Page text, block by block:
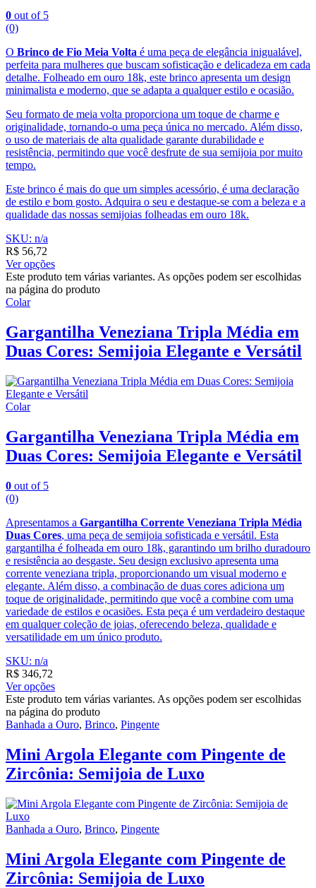
0 out of 5
(0)
O Brinco de Fio Meia Volta é uma peça de elegância inigualável,
perfeita para mulheres que buscam sofisticação e delicadeza em cada
detalhe. Folheado em ouro 18k, este brinco apresenta um design
minimalista e moderno, que se adapta a qualquer estilo e ocasião.
Seu formato de meia volta proporciona um toque de charme e
originalidade, tornando-o uma peça única no mercado. Além disso,
o uso de materiais de alta qualidade garante durabilidade e
resistência, permitindo que você desfrute de sua semijoia por muito
tempo.
Este brinco é mais do que um simples acessório, é uma declaração
de estilo e bom gosto. Adquira o seu e destaque-se com a beleza e a
qualidade das nossas semijoias folheadas em ouro 18k.
SKU: n/a
R$ 56,72
Ver opções
Este produto tem várias variantes. As opções podem ser escolhidas
na página do produto
Colar
Gargantilha Veneziana Tripla Média em
Duas Cores: Semijoia Elegante e Versátil
Colar
Gargantilha Veneziana Tripla Média em
Duas Cores: Semijoia Elegante e Versátil
0 out of 5
(0)
Apresentamos a Gargantilha Corrente Veneziana Tripla Média
Duas Cores, uma peça de semijoia sofisticada e versátil. Esta
gargantilha é folheada em ouro 18k, garantindo um brilho duradouro
e resistência ao desgaste. Seu design exclusivo apresenta uma
corrente veneziana tripla, proporcionando um visual moderno e
elegante. Além disso, a combinação de duas cores adiciona um
toque de originalidade, permitindo que você a combine com uma
variedade de estilos e ocasiões. Esta peça é um verdadeiro destaque
em qualquer coleção de joias, oferecendo beleza, qualidade e
versatilidade em um único produto.
SKU: n/a
R$ 346,72
Ver opções
Este produto tem várias variantes. As opções podem ser escolhidas
na página do produto
Banhada a Ouro, Brinco, Pingente
Mini Argola Elegante com Pingente de
Zircônia: Semijoia de Luxo
Banhada a Ouro, Brinco, Pingente
Mini Argola Elegante com Pingente de
Zircônia: Semijoia de Luxo